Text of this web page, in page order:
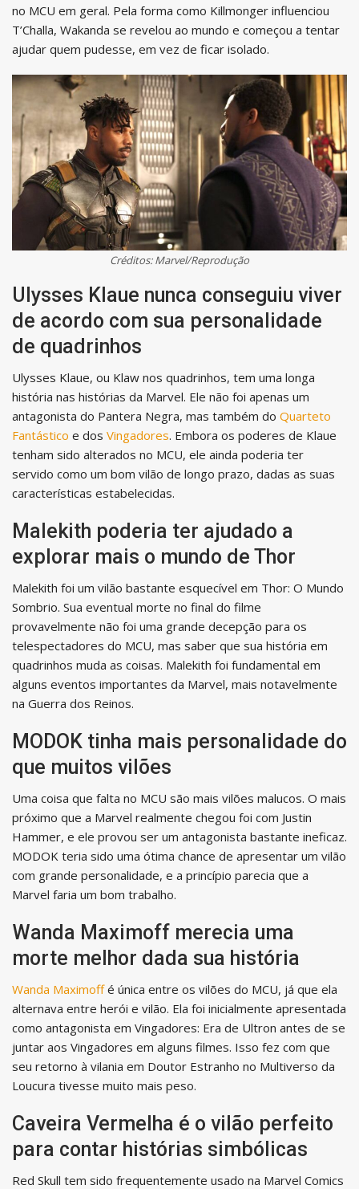
no MCU em geral. Pela forma como Killmonger influenciou
T’Challa, Wakanda se revelou ao mundo e começou a tentar
ajudar quem pudesse, em vez de ficar isolado.
Créditos: Marvel/Reprodução
Ulysses Klaue nunca conseguiu viver
de acordo com sua personalidade
de quadrinhos
Ulysses Klaue, ou Klaw nos quadrinhos, tem uma longa
história nas histórias da Marvel. Ele não foi apenas um
antagonista do Pantera Negra, mas também do Quarteto
Fantástico e dos Vingadores. Embora os poderes de Klaue
tenham sido alterados no MCU, ele ainda poderia ter
servido como um bom vilão de longo prazo, dadas as suas
características estabelecidas.
Malekith poderia ter ajudado a
explorar mais o mundo de Thor
Malekith foi um vilão bastante esquecível em Thor: O Mundo
Sombrio. Sua eventual morte no final do filme
provavelmente não foi uma grande decepção para os
telespectadores do MCU, mas saber que sua história em
quadrinhos muda as coisas. Malekith foi fundamental em
alguns eventos importantes da Marvel, mais notavelmente
na Guerra dos Reinos.
MODOK tinha mais personalidade do
que muitos vilões
Uma coisa que falta no MCU são mais vilões malucos. O mais
próximo que a Marvel realmente chegou foi com Justin
Hammer, e ele provou ser um antagonista bastante ineficaz.
MODOK teria sido uma ótima chance de apresentar um vilão
com grande personalidade, e a princípio parecia que a
Marvel faria um bom trabalho.
Wanda Maximoff merecia uma
morte melhor dada sua história
Wanda Maximoffé única entre os vilões do MCU, já que ela
alternava entre herói e vilão. Ela foi inicialmente apresentada
como antagonista em Vingadores: Era de Ultron antes de se
juntar aos Vingadores em alguns filmes. Isso fez com que
seu retorno à vilania em Doutor Estranho no Multiverso da
Loucura tivesse muito mais peso.
Caveira Vermelha é o vilão perfeito
para contar histórias simbólicas
Red Skull tem sido frequentemente usado na Marvel Comics